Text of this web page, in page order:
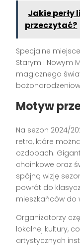
Jakie
przeczytać?
Specjalne
Starym i Nowym
magicznego
Motyw
Na sezon 2024/
retro, które
ozdobach.
choinkowe oraz
spójną wizję
powrót do
mieszkańców do
Organizatorzy
lokalnej kultury,
artystycznych